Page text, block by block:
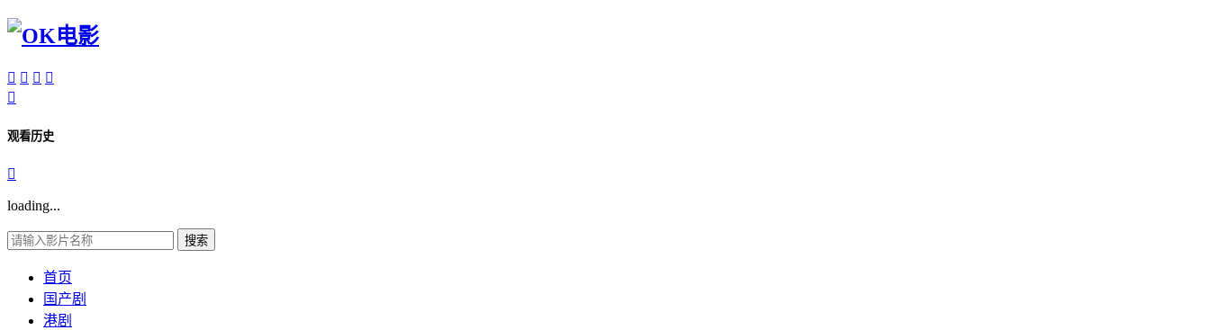
   

观看历史

loading...
搜索
首页
国产剧
港剧